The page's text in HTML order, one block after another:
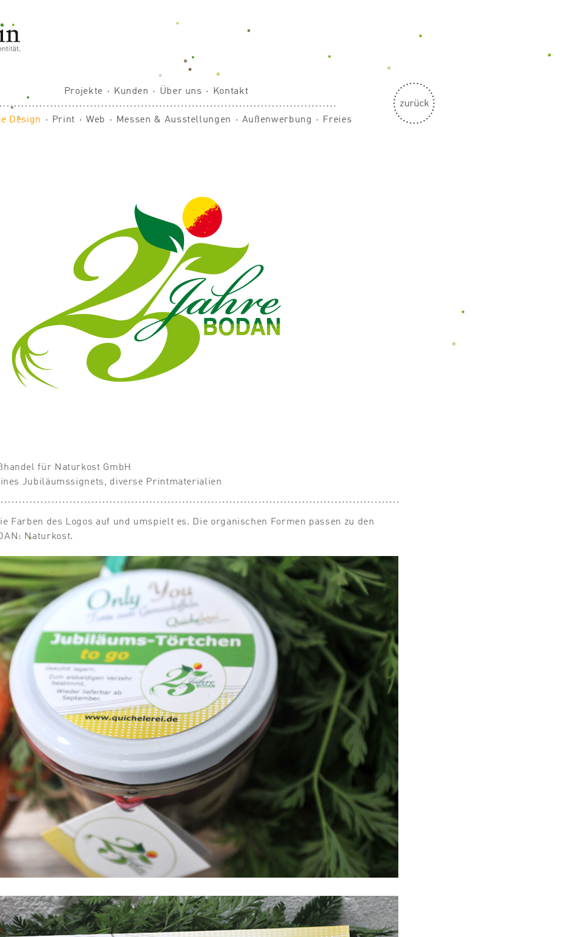
Projekte ⋅ Kunden ⋅ Über uns ⋅ Kontakt
Design ⋅ Print ⋅ Web ⋅ Messen & Ausstellungen ⋅ Außenwerbung ⋅ Freies
für Naturkost GmbH
Jubiläumssignets, diverse Printmaterialien
Farben des Logos auf und umspielt es. Die organischen Formen passen zu den
Naturkost.